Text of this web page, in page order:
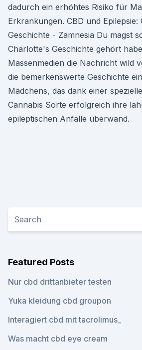
dadurch ein erhöhtes Risiko für
Erkrankungen. CBD und Epilepsie:
Geschichte - Zamnesia Du magst
Charlotte's Geschichte gehört
Massenmedien die Nachricht wild
die bemerkenswerte Geschichte
Mädchens, das dank einer
Cannabis Sorte erfolgreich ihre
epileptischen Anfälle überwand.
Featured Posts
Nur cbd drittanbieter testen
Yuka kleidung cbd groupon
Interagiert cbd mit tacrolimus_
Was macht cbd eye cream